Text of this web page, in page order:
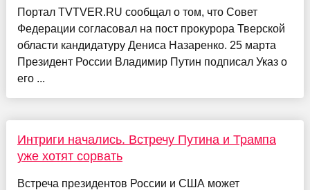
Портал TVTVER.RU сообщал о том, что Совет
Федерации согласовал на пост прокурора Тверской
области кандидатуру Дениса Назаренко. 25 марта
Президент России Владимир Путин подписал Указ о
его ...
Интриги начались. Встречу Путина и Трампа
уже хотят сорвать
Встреча президентов России и США может